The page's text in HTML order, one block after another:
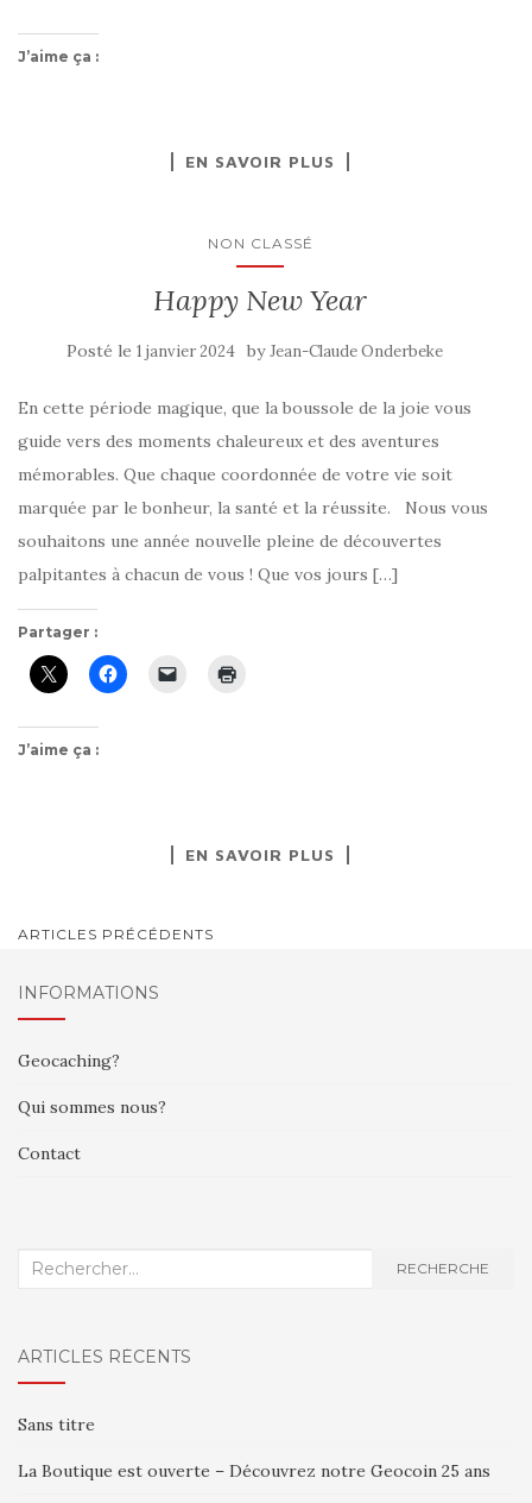
J’aime ça :
EN SAVOIR PLUS
NON CLASSÉ
Happy New Year
Posté le 1 janvier 2024 byJean-Claude Onderbeke
En cette période magique, que la boussole de la joie vous
guide vers des moments chaleureux et des aventures
mémorables. Que chaque coordonnée de votre vie soit
marquée par le bonheur, la santé et la réussite. Nous vous
souhaitons une année nouvelle pleine de découvertes
palpitantes à chacun de vous ! Que vos jours […]
Partager :
J’aime ça :
EN SAVOIR PLUS
NAVIGATION
SEIN
DES
ARTICLES
ARTICLES PRÉCÉDENTS
INFORMATIONS
Geocaching?
Qui sommes nous?
Contact
Recherche
RECHERCHE
ARTICLES RÉCENTS
Sans titre
La Boutique est ouverte – Découvrez notre Geocoin 25 ans